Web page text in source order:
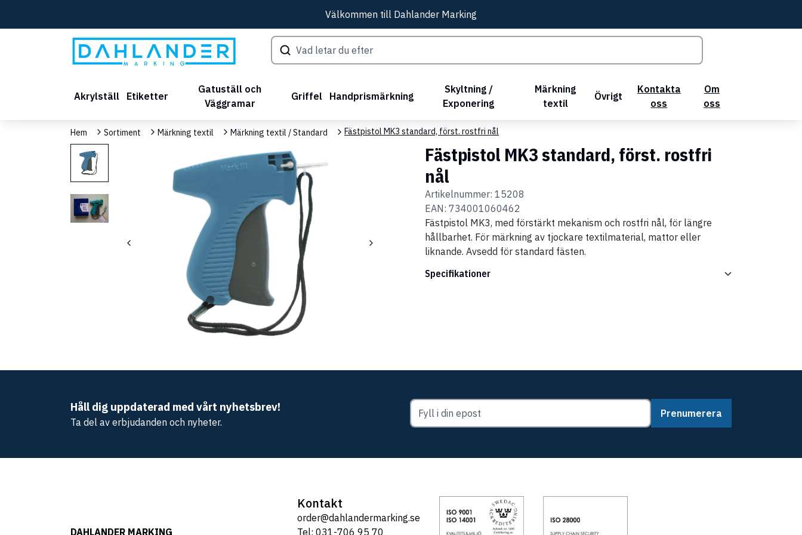
Välkommen till Dahlander Marking
Akrylställ Etiketter
Gatuställ och
Väggramar
Griffel Handprismärkning
Skyltning /
Exponering
Märkning
textil
Övrigt
Kontakta
oss
Om
oss
Hem Sortiment Märkning textil Märkning textil / Standard Fästpistol MK3 standard, först. rostfri nål
Fästpistol MK3 standard, först. rostfri
nål
Artikelnummer: 15208
EAN: 734001060462
Fästpistol MK3, med förstärkt mekanism och rostfri nål, för längre
hållbarhet. För märkning av tjockare textilmaterial, mattor eller
liknande. Avsedd för standard fästen.
Specifikationer
Håll dig uppdaterad med vårt nyhetsbrev!
Ta del av erbjudanden och nyheter.
Prenumerera
DAHLANDER MARKING
Kontakt
order@dahlandermarking.se
Tel: 031-706 95 70